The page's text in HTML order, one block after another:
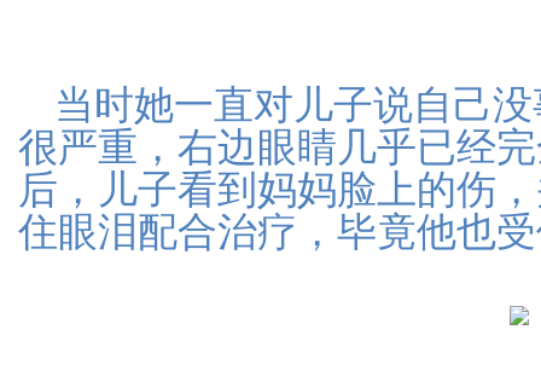
当时她一直对儿子说自己
很严重，右边眼睛几乎已经
后，儿子看到妈妈脸上的伤
住眼泪配合治疗，毕竟他也